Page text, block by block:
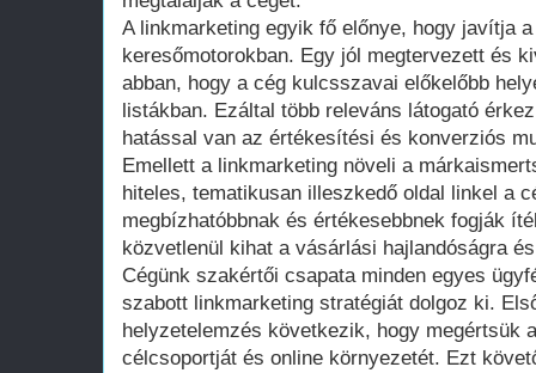
A linkmarketing egyik fő előnye, hogy javítja
keresőmotorokban. Egy jól megtervezett és
abban, hogy a cég kulcsszavai előkelőbb
listákban. Ezáltal több releváns látogató
hatással van az értékesítési és konverziós
Emellett a linkmarketing növeli a
hiteles, tematikusan illeszkedő oldal linkel a
megbízhatóbbnak és értékesebbnek fogják
közvetlenül kihat a vásárlási hajlandóságra
Cégünk szakértői csapata minden egyes
szabott linkmarketing stratégiát dolgoz ki.
helyzetelemzés következik, hogy megértsük
célcsoportját és online környezetét. Ezt